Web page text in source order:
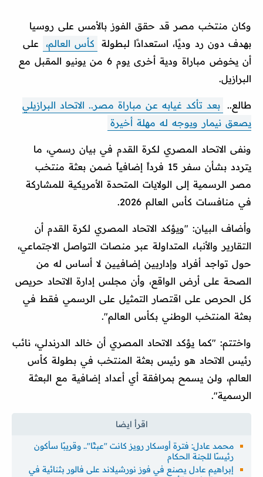
وكان منتخب مصر قد حقق الفوز بالأمس على روسيا
بهدف دون رد وديًا، استعدادًا لبطولة
كأس العالم،
على
أن يخوض مباراة ودية أخرى يوم 6 من يونيو المقبل مع
البرازيل.
طالع.. بعد تأكد غيابه عن مباراة مصر.. الاتحاد البرازيلي
يصعق نيمار ويوجه له مهلة أخيرة
ونفى الاتحاد المصري لكرة القدم في بيان رسمي، ما
يتردد بشأن سفر 15 فرداً إضافياً ضمن بعثة منتخب
مصر الرسمية إلى الولايات المتحدة الأمريكية للمشاركة
في منافسات كأس العالم 2026.
وأضاف البيان: "ويؤكد الاتحاد المصري لكرة القدم أن
التقارير والأنباء المتداولة عبر منصات التواصل الاجتماعي،
حول تواجد أفراد وإداريين إضافيين لا أساس له من
الصحة على أرض الواقع، وأن مجلس إدارة الاتحاد حريص
كل الحرص على اقتصار التمثيل على الرسمي فقط في
بعثة المنتخب الوطني بكأس العالم".
واختتم: "كما يؤكد الاتحاد المصري أن خالد الدرندلي، نائب
رئيس الاتحاد هو رئيس بعثة المنتخب في بطولة كأس
العالم، ولن يسمح بمرافقة أي أعداد إضافية مع البعثة
الرسمية".
محمد عادل: فترة أوسكار رويز كانت "عبثًا".. وقريبًا سأكون
رئيسًا للجنة الحكام
إبراهيم عادل يصنع في فوز نورشيلاند على فالور بثنائية في